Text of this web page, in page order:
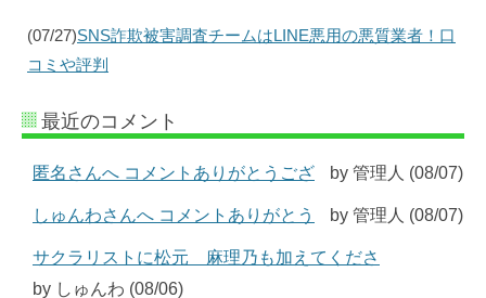
(07/27)SNS詐欺被害調査チームはLINE悪用の悪質業者！口
コミや評判
最近のコメント
匿名さんへ コメントありがとうござ by 管理人 (08/07)
しゅんわさんへ コメントありがとう by 管理人 (08/07)
サクラリストに松元 麻理乃も加えてくださ
by しゅんわ (08/06)